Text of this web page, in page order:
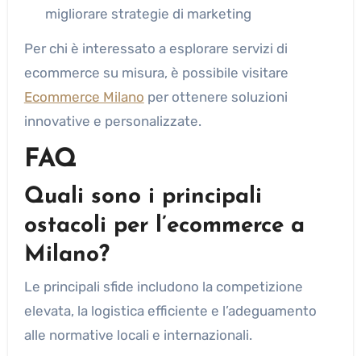
migliorare strategie di marketing
Per chi è interessato a esplorare servizi di
ecommerce su misura, è possibile visitare
Ecommerce Milano per ottenere soluzioni
innovative e personalizzate.
FAQ
Quali sono i principali
ostacoli per l’ecommerce a
Milano?
Le principali sfide includono la competizione
elevata, la logistica efficiente e l’adeguamento
alle normative locali e internazionali.